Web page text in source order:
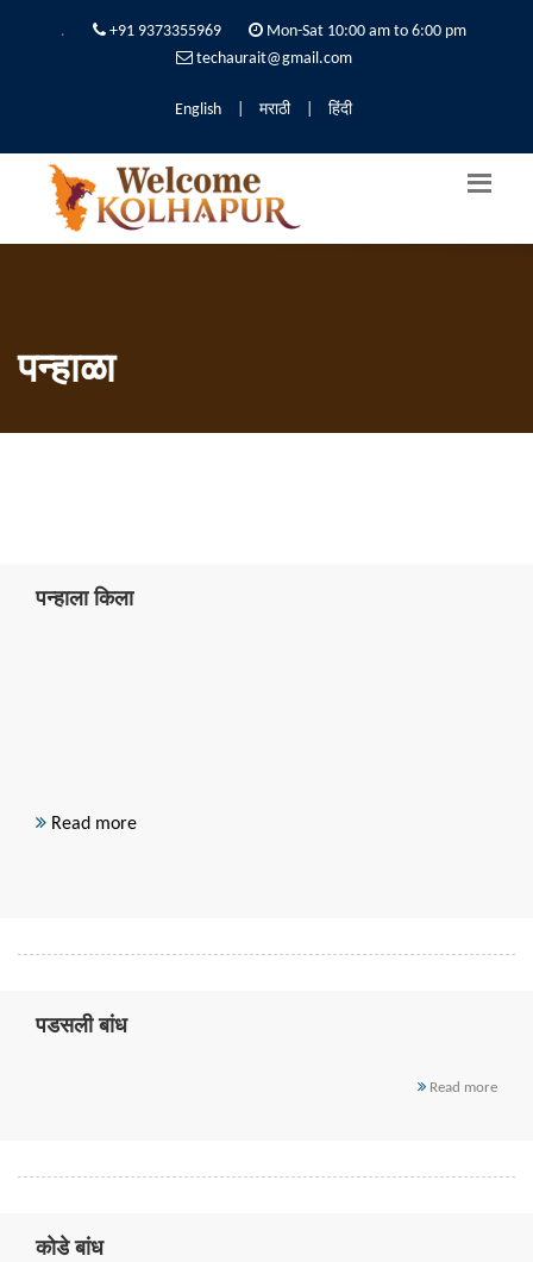
. +91 9373355969
Mon-Sat 10:00 am to 6:00 pm
techaurait@gmail.com
English मराठी हिंदी
पन्हाळा
पन्हाला किला
Read more
पडसली बांध
Read more
कोडे बांध